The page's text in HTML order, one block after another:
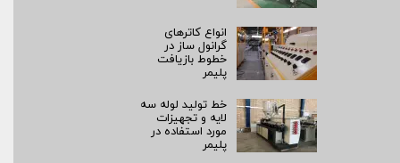
انواع کاترهای
گرانول ساز در
خطوط بازیافت
پلیمر
خط تولید لوله سه
لایه و تجهیزات
مورد استفاده در
پلیمر